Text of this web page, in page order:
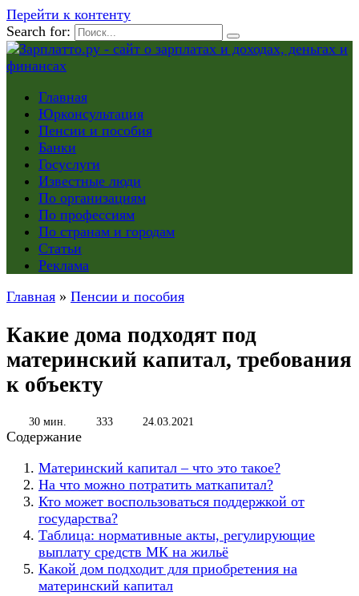
Перейти к контенту
Search for:
Главная
Юрконсультация
Пенсии и пособия
Банки
Госуслуги
Известные люди
По организациям
По профессиям
По странам и городам
Статьи
Реклама
Главная » Пенсии и пособия
Какие дома подходят под
материнский капитал, требования
к объекту
30 мин. 333 24.03.2021
Содержание
Материнский капитал – что это такое?
На что можно потратить маткапитал?
Кто может воспользоваться поддержкой от
государства?
Таблица: нормативные акты, регулирующие
выплату средств МК на жильё
Какой дом подходит для приобретения на
материнский капитал